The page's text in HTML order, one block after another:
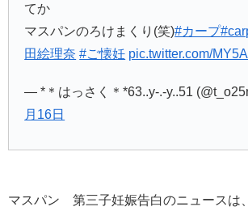
てか
マスパンのろけまくり(笑)#カープ
田絵理奈 #ご懐妊 pic.twitter.com/
— *＊はっさく＊*63..y-.-y..51
月16日
マスパン 第三子妊娠告白のニュースは